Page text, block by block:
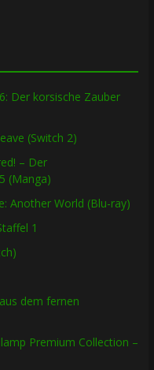
Der korsische Zauber
(Switch 2)
– Der
(Manga)
Another World (Blu-ray)
1
dem fernen
Premium Collection –